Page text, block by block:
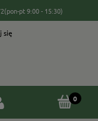
(pon-pt 9:00 - 15:30)
się